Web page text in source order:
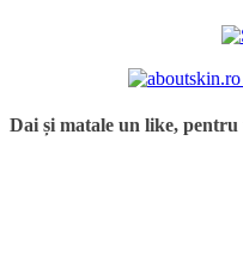
Dai și matale un like, pentru